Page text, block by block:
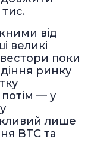
тис.
від
великі
поки
ринку
— у
лише
BTC та